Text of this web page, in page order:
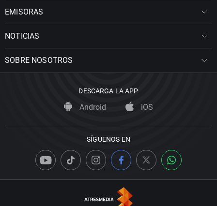
EMISORAS
NOTICIAS
SOBRE NOSOTROS
DESCARGA LA APP
Android iOS
SÍGUENOS EN